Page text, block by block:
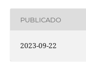
PUBLICADO
2023-09-22